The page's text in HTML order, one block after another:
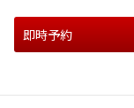
即時予約